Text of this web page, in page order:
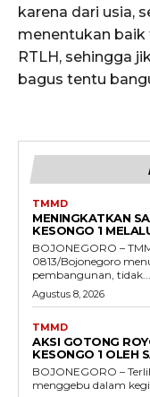
karena dari usia,
menentukan
RTLH, sehingga
bagus tentu
TMMD
MENINGKATKAN
KESONGO 1
BOJONEGORO –
0813/Bojonegoro
pembangunan, tidak...
Agustus 8, 2026
TMMD
AKSI GOTONG
KESONGO 1 OLEH
BOJONEGORO –
menggebu dalam